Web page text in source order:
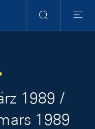
RechercheMenu
1989 /
1989